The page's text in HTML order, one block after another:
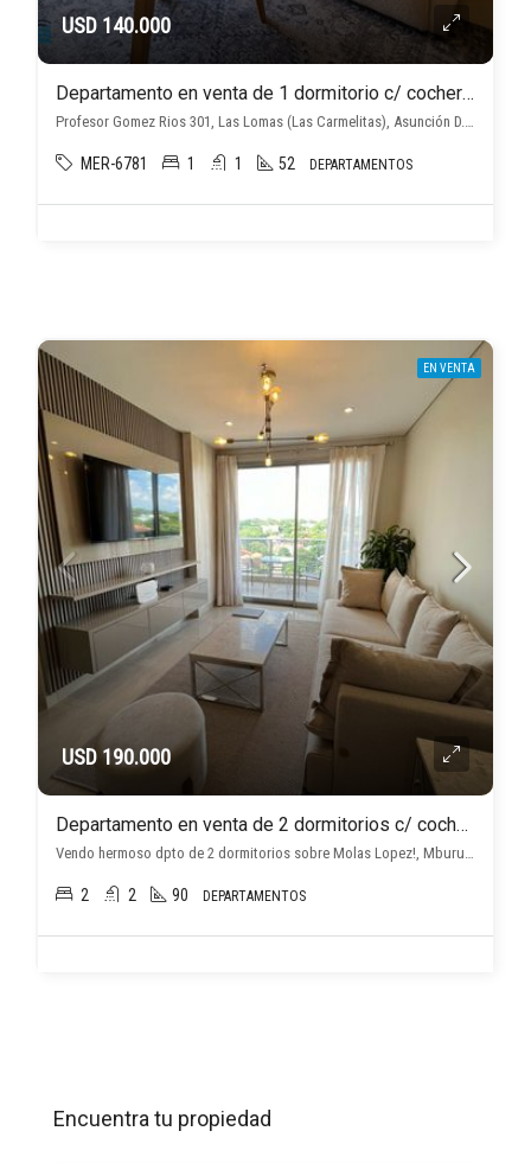
USD 140.000
Departamento en venta de 1 dormitorio c/ cochera en Las Lomas (Las Carmelitas)
Profesor Gomez Rios 301, Las Lomas (Las Carmelitas), Asunción D.C.
MER-6781 1 1 52 DEPARTAMENTOS
EN VENTA
USD 190.000
Departamento en venta de 2 dormitorios c/ cochera en Mburucuyá
Vendo hermoso dpto de 2 dormitorios sobre Molas Lopez!, Mburucuyá, Asunción D.C.
2 2 90 DEPARTAMENTOS
Encuentra tu propiedad